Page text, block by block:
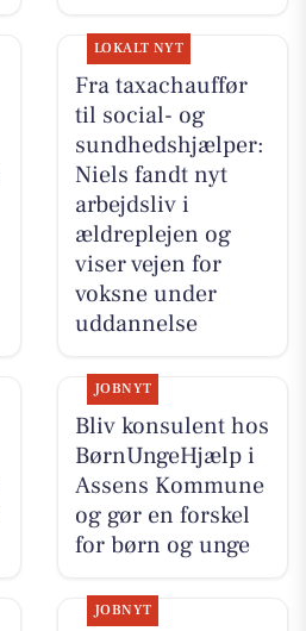
LOKALT NYT
Fra taxachauffør
til social- og
sundhedshjælper:
Niels fandt nyt
arbejdsliv i
ældreplejen og
viser vejen for
voksne under
uddannelse
JOBNYT
Bliv konsulent hos
BørnUngeHjælp i
Assens Kommune
og gør en forskel
for børn og unge
JOBNYT